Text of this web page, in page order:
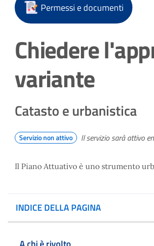
Permessi e documenti
Chiedere
variante
Catasto e urbanistica
Servizio non attivo Il servizio sarà attivo
Il Piano Attuativo è uno strumento
INDICE DELLA PAGINA